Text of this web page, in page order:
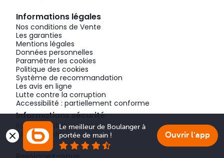
Informations légales
Nos conditions de Vente
Les garanties
Mentions légales
Données personnelles
Paramétrer les cookies
Politique des cookies
Système de recommandation
Les avis en ligne
Lutte contre la corruption
Accessibilité : partiellement conforme
Informations sécurité
Rappel produit
Alerte fraude
Le meilleur de Boulanger à
portée de main !
Ouvrir l'app